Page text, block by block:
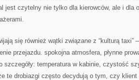
jest czytelny nie tylko dla kierowców, ale i dla
się również wątki związane z “kulturą
przejazdu. spokojna atmosfera, płynne
szczegóły: temperatura w kabinie, czystość
te drobiazgi często decydują o tym, czy